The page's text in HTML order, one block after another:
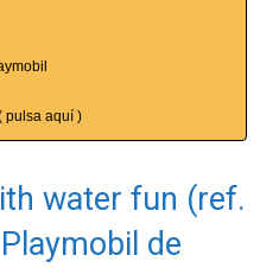
pulsa aquí )
water fun (ref.
de